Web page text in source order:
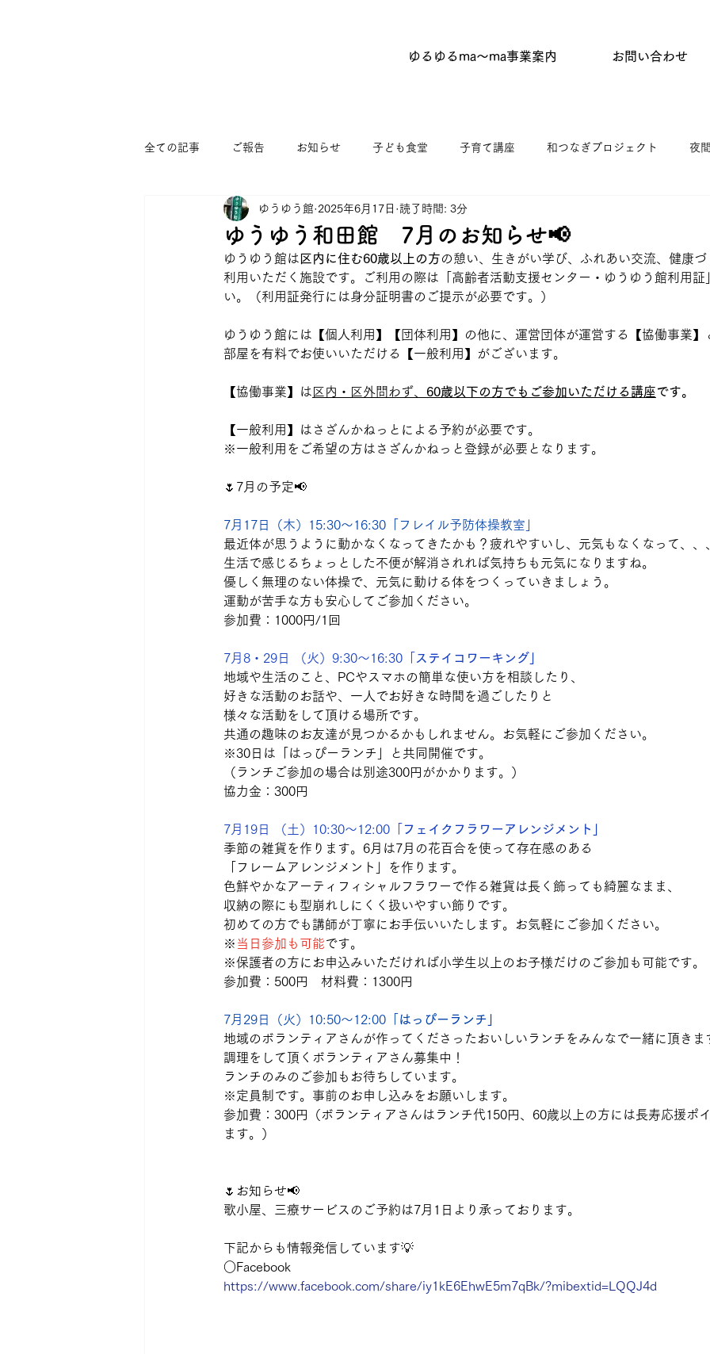
ゆるゆるma〜ma事業案内 お問い合わせ
全ての記事 ご報告 お知らせ 子ども食堂 子育て講座 和つなぎプロジェクト 夜
まつぼっくりひろば すくすくタイム はらっぱひろば
ゆうゆう大宮堀ノ内館 コミュニティふらっと東原 ゆうゆう館協働事業 館だより
ゆうゆう和田館 7月のお知らせ📢
ゆうゆう館 2025年6月17日 読了時間: 3分
ゆうゆう館は 区内に住む60歳以上の方の憩い、生きがい学び、ふれあい交流、健康
利用いただく施設です。ご利用の際は「高齢者活動支援センター・ゆうゆう館利用証
い。（利用証発行には身分証明書のご提示が必要です。）
ゆうゆう館には【個人利用】【団体利用】の他に、運営団体が運営する【協働事業】
部屋を有料でお使いいただける【一般利用】がございます。
【協働事業】は 区内・区外問わず、 60歳以下の方でもご参加いただける講座です。
【一般利用】はさざんかねっとによる予約が必要です。
※一般利用をご希望の方はさざんかねっと登録が必要となります。
🌷7月の予定📢
7月17日（木）15:30～16:30「フレイル予防体操教室」
最近体が思うように動かなくなってきたかも？疲れやすいし、元気もなくなって、、
生活で感じるちょっとした不便が解消されれば気持ちも元気になりますね。
優しく無理のない体操で、元気に動ける体をつくっていきましょう。
運動が苦手な方も安心してご参加ください。
参加費：1000円/1回
7月8・29日 （火）9:30～16:30「
ステイコワーキング」
地域や生活のこと、PCやスマホの簡単な使い方を相談したり、
好きな活動のお話や、一人でお好きな時間を過ごしたりと
様々な活動をして頂ける場所です。
共通の趣味のお友達が見つかるかもしれません。お気軽にご参加ください。
※30日は「はっぴーランチ」と共同開催です。
（ランチご参加の場合は別途300円がかかります。）
協力金：300円
7月19日 （土）10:30～12:00「
フェイクフラワーアレンジメント」
季節の雑貨を作ります。6月は7月の花百合を使って存在感のある
「フレームアレンジメント」を作ります。
色鮮やかなアーティフィシャルフラワーで作る雑貨は長く飾っても綺麗なまま、
収納の際にも型崩れしにくく扱いやすい飾りです。
初めての方でも講師が丁寧にお手伝いいたします。お気軽にご参加ください。
※ 当日参加も可能です。
※保護者の方にお申込みいただければ小学生以上のお子様だけのご参加も可能です。
参加費：500円　材料費：1300円
7月29日（火）10:50～12:00「
はっぴーランチ」
地域のボランティアさんが作ってくださったおいしいランチをみんなで一緒に頂きま
調理をして頂くボランティアさん募集中！
ランチのみのご参加もお待ちしています。
※定員制です。事前のお申し込みをお願いします。
参加費：300円（ボランティアさんはランチ代150円、60歳以上の方には長寿応援ポ
ます。）
🌷お知らせ📢
歌小屋、三療サービスのご予約は7月1日より承っております。
下記からも情報発信しています💡
○Facebook
https://www.facebook.com/share/iy1kE6EhwE5m7qBk/?mibextid=LQQJ4d